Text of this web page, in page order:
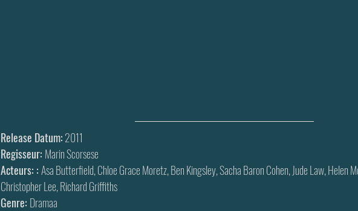
Release Datum: 2011
Regisseur: Marin Scorsese
Acteurs: : Asa Butterfield, Chloe Grace Moretz, Ben Kingsley, Sacha Baron Cohen, Jude Law, Helen
Christopher Lee, Richard Griffiths
Genre: Dramaa